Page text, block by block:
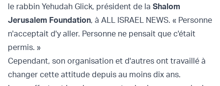
le rabbin Yehudah Glick, président de la Shalom
Jerusalem Foundation, à ALL ISRAEL NEWS. « Personne
n'acceptait d'y aller. Personne ne pensait que c'était
permis. »
Cependant, son organisation et d'autres ont travaillé à
changer cette attitude depuis au moins dix ans.